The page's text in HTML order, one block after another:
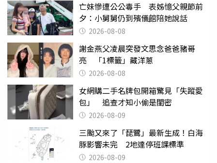
亡妹慘遭公公毒手 表姊憶父親節前
夕：小舅舅仍到殯儀館陪她說話
2026-08-08
謝金燕父凌晨突發文思念爸爸豬哥
亮 「1標籤」藏洋蔥
2026-08-08
女網購二手名牌包開箱驚見「失蹤愛
包」 追查才知小偷是閨密
2026-08-09
三颱又來了「琵鷺」最新生成！白海
豚影響未完 2地達停班課標準
2026-08-09